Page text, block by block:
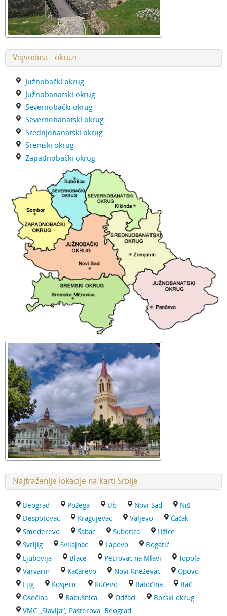
Vojvodina - okruzi
Južnobački okrug
Južnobanatski okrug
Severnobački okrug
Severnobanatski okrug
Srednjobanatski okrug
Sremski okrug
Zapadnobački okrug
Najtraženije lokacije na karti Srbije
Beograd Požega Ub Novi Sad
Niš
Despotovac
Kragujevac Valjevo
Čačak
Smederevo
Šabac Subotica
Užice
Svrljig
Svilajnac Lapovo
Bogatić
Ljubovija
Blace Petrovac na Mlavi
Topola
Varvarin
Kačarevo Novi Kneževac
Opovo
Ljig
Kosjeric Kučevo Batočina
Bač
Osečina
Babušnica Odžaci
Borski okrug
VMC „Slavija“, Pasterova, Beograd